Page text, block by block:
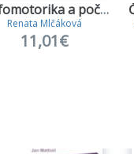
Grafomotorika a počáteční psaní
Renata Mlčáková
11,01€